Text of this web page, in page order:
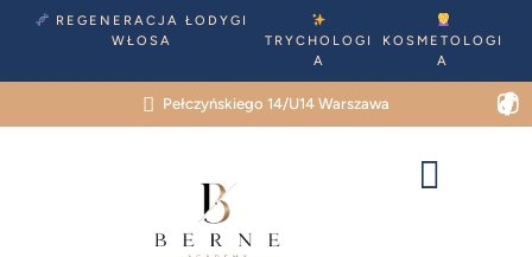
REGENERACJA ŁODYGI
WŁOSA
TRYCHOLOGI
A
KOSMETOLOGI
A
Pełczyńskiego 14/U14 Warszawa